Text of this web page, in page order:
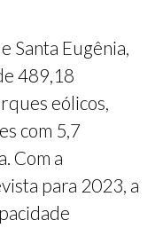
Santa Eugênia,
489,18
eólicos,
com 5,7
Com a
para 2023, a